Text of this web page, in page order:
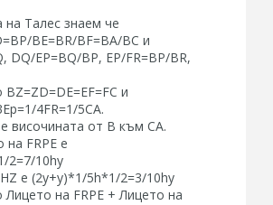
Талес знаем че
BE=BR/BF=BA/BC и
DQ/EP=BQ/BP, EP/FR=BP/BR,
и
4FR=1/5CA.
височината от B към CA.
на FRPE е
2=7/10hy
е (2y+y)*1/5h*1/2=3/10hy
на FRPE + Лицето на